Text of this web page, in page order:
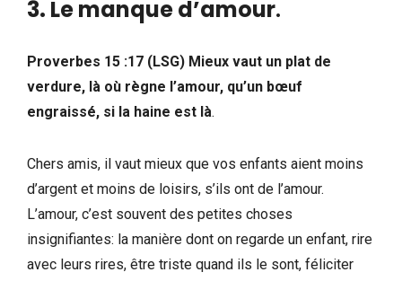
3. Le manque d’amour.
Proverbes 15 :17 (LSG) Mieux vaut un plat de
verdure, là où règne l’amour, qu’un bœuf
engraissé, si la haine est là.
Chers amis, il vaut mieux que vos enfants aient moins
d’argent et moins de loisirs, s’ils ont de l’amour.
L’amour, c’est souvent des petites choses
insignifiantes: la manière dont on regarde un enfant, rire
avec leurs rires, être triste quand ils le sont, féliciter